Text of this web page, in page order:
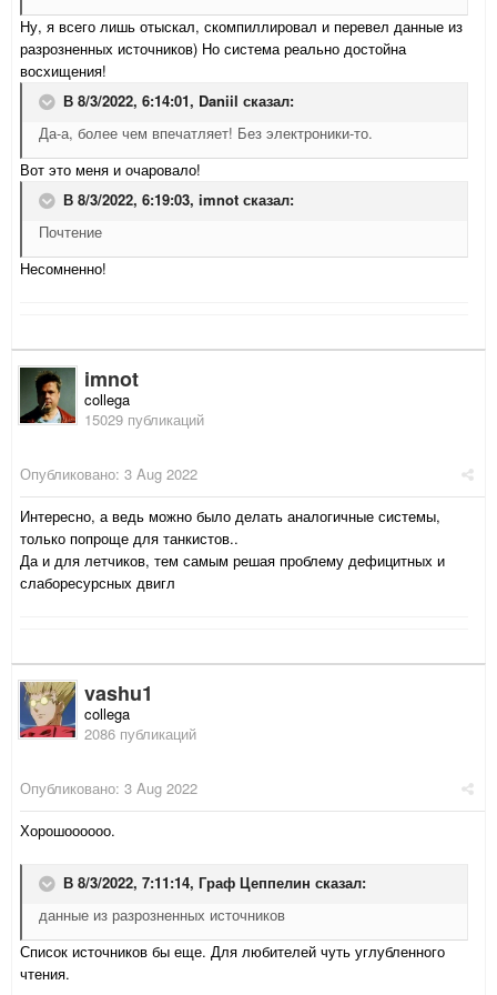
Ну, я всего лишь отыскал, скомпиллировал и перевел данные из
разрозненных источников) Но система реально достойна
восхищения!
В 8/3/2022, 6:14:01, Daniil сказал:
Да-а, более чем впечатляет! Без электроники-то.
Вот это меня и очаровало!
В 8/3/2022, 6:19:03, imnot сказал:
Почтение
Несомненно!
imnot
collega
15029 публикаций
Опубликовано: 3 Aug 2022
Интересно, а ведь можно было делать аналогичные системы,
только попроще для танкистов..
Да и для летчиков, тем самым решая проблему дефицитных и
слаборесурсных двигл
vashu1
collega
2086 публикаций
Опубликовано: 3 Aug 2022
Хорошоооооо.
В 8/3/2022, 7:11:14, Граф Цеппелин сказал:
данные из разрозненных источников
Список источников бы еще. Для любителей чуть углубленного
чтения.